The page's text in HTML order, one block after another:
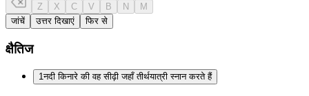
Z X C V B N
M
जांचें
उत्तर दिखाएं फिर से
क्षैतिज
1नदी किनारे की वह सीढ़ी जहाँ तीर्थयात्री स्नान करते हैं